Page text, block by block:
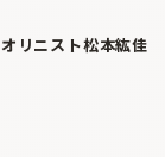
リニスト松本紘佳